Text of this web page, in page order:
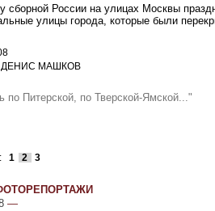
сборной России на улицах Москвы
улицы города, которые были
ДЕНИС МАШКОВ
по Питерской, по Тверской-Ямской..."
1 2 3
—